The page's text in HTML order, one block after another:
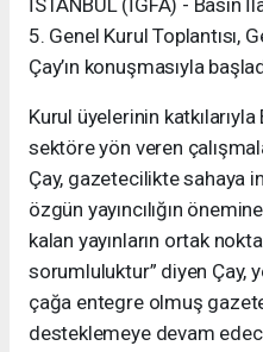
İSTANBUL (İGFA) - Basın
5. Genel Kurul Toplantısı,
Çay’ın konuşmasıyla
Kurul üyelerinin katkılarıyla
sektöre yön veren
Çay, gazetecilikte sahaya
özgün yayıncılığın
kalan yayınların ortak
sorumluluktur” diyen Çay,
çağa entegre olmuş
desteklemeye devam